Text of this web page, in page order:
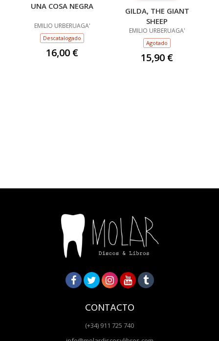
UNA COSA NEGRA
EMILIO URBERUAGA'
Descatalogado
16,00 €
GILDA, THE GIANT
SHEEP
EMILIO URBERUAGA'
Agotado
15,90 €
CONTACTO
(+34) 911 725 740